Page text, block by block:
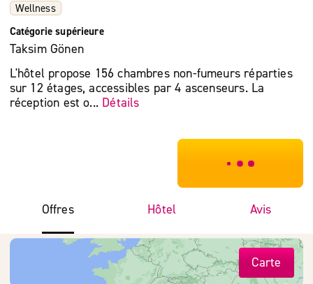
Wellness
Catégorie supérieure
Taksim Gönen
L'hôtel propose 156 chambres non-fumeurs réparties
sur 12 étages, accessibles par 4 ascenseurs. La
réception est o... Détails
***************
Offres Hôtel Avis
Carte